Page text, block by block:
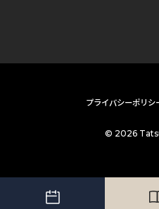
プライバシーポリシ
© 2026